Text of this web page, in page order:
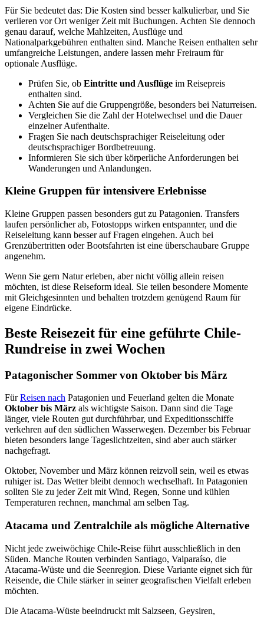
Für Sie bedeutet das: Die Kosten sind besser kalkulierbar, und Sie
verlieren vor Ort weniger Zeit mit Buchungen. Achten Sie dennoch
genau darauf, welche Mahlzeiten, Ausflüge und
Nationalparkgebühren enthalten sind. Manche Reisen enthalten sehr
umfangreiche Leistungen, andere lassen mehr Freiraum für
optionale Ausflüge.
Prüfen Sie, ob Eintritte und Ausflüge im Reisepreis
enthalten sind.
Achten Sie auf die Gruppengröße, besonders bei Naturreisen.
Vergleichen Sie die Zahl der Hotelwechsel und die Dauer
einzelner Aufenthalte.
Fragen Sie nach deutschsprachiger Reiseleitung oder
deutschsprachiger Bordbetreuung.
Informieren Sie sich über körperliche Anforderungen bei
Wanderungen und Anlandungen.
Kleine Gruppen für intensivere Erlebnisse
Kleine Gruppen passen besonders gut zu Patagonien. Transfers
laufen persönlicher ab, Fotostopps wirken entspannter, und die
Reiseleitung kann besser auf Fragen eingehen. Auch bei
Grenzübertritten oder Bootsfahrten ist eine überschaubare Gruppe
angenehm.
Wenn Sie gern Natur erleben, aber nicht völlig allein reisen
möchten, ist diese Reiseform ideal. Sie teilen besondere Momente
mit Gleichgesinnten und behalten trotzdem genügend Raum für
eigene Eindrücke.
Beste Reisezeit für eine geführte Chile-
Rundreise in zwei Wochen
Patagonischer Sommer von Oktober bis März
FürReisen nach Patagonien und Feuerland gelten die Monate
Oktober bis März als wichtigste Saison. Dann sind die Tage
länger, viele Routen gut durchführbar, und Expeditionsschiffe
verkehren auf den südlichen Wasserwegen. Dezember bis Februar
bieten besonders lange Tageslichtzeiten, sind aber auch stärker
nachgefragt.
Oktober, November und März können reizvoll sein, weil es etwas
ruhiger ist. Das Wetter bleibt dennoch wechselhaft. In Patagonien
sollten Sie zu jeder Zeit mit Wind, Regen, Sonne und kühlen
Temperaturen rechnen, manchmal am selben Tag.
Atacama und Zentralchile als mögliche Alternative
Nicht jede zweiwöchige Chile-Reise führt ausschließlich in den
Süden. Manche Routen verbinden Santiago, Valparaíso, die
Atacama-Wüste und die Seenregion. Diese Variante eignet sich für
Reisende, die Chile stärker in seiner geografischen Vielfalt erleben
möchten.
Die Atacama-Wüste beeindruckt mit Salzseen, Geysiren,